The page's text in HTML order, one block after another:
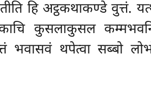
हि अट्ठकथाकण्डे वुत्तं.
कुसलाकुसल
भवासवं थपेत्वा सब्बो